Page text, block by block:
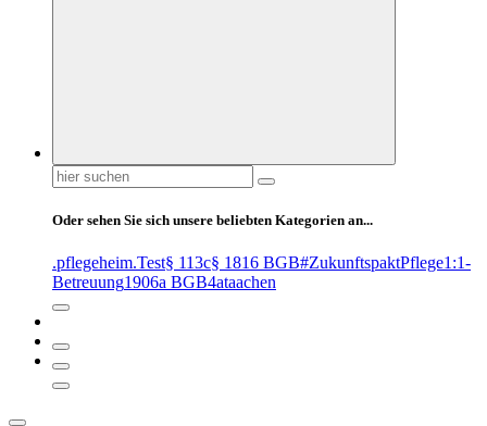
Suchen
nach:
Oder sehen Sie sich unsere beliebten Kategorien an...
.pflegeheim.Test§ 113c§ 1816 BGB#ZukunftspaktPflege1:1-
Betreuung1906a BGB4ataachen